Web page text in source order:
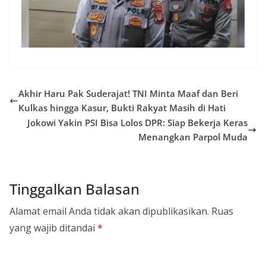
Akhir Haru Pak Suderajat! TNI Minta Maaf dan Beri
Kulkas hingga Kasur, Bukti Rakyat Masih di Hati
Jokowi Yakin PSI Bisa Lolos DPR: Siap Bekerja Keras
Menangkan Parpol Muda
Tinggalkan Balasan
Alamat email Anda tidak akan dipublikasikan. Ruas
yang wajib ditandai *